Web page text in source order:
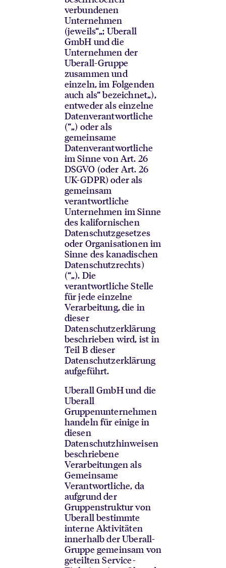
verbundenen
Unternehmen
(jeweils“„; Uberall
GmbH und die
Unternehmen der
Uberall-Gruppe
zusammen und
einzeln, im Folgenden
auch als“ bezeichnet„),
entweder als einzelne
Datenverantwortliche
(“„) oder als
gemeinsame
Datenverantwortliche
im Sinne von Art. 26
DSGVO (oder Art. 26
UK-GDPR) oder als
gemeinsam
verantwortliche
Unternehmen im Sinne
des kalifornischen
Datenschutzgesetzes
oder Organisationen im
Sinne des kanadischen
Datenschutzrechts)
(“„). Die
verantwortliche Stelle
für jede einzelne
Verarbeitung, die in
dieser
Datenschutzerklärung
beschrieben wird, ist in
Teil B dieser
Datenschutzerklärung
aufgeführt.
Uberall GmbH und die
Uberall
Gruppenunternehmen
handeln für einige in
diesen
Datenschutzhinweisen
beschriebene
Verarbeitungen als
Gemeinsame
Verantwortliche, da
aufgrund der
Gruppenstruktur von
Uberall bestimmte
interne Aktivitäten
innerhalb der Uberall-
Gruppe gemeinsam von
geteilten Service-